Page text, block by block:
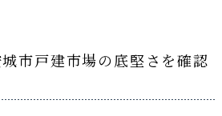
市戸建市場の底堅さを確認